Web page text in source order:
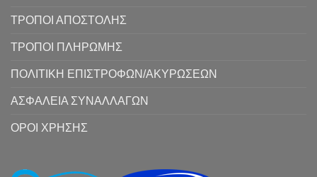
ΤΡΟΠΟΙ ΑΠΟΣΤΟΛΗΣ
ΤΡΟΠΟΙ ΠΛΗΡΩΜΗΣ
ΠΟΛΙΤΙΚΗ ΕΠΙΣΤΡΟΦΩΝ/ΑΚΥΡΩΣΕΩΝ
ΑΣΦΑΛΕΙΑ ΣΥΝΑΛΛΑΓΩΝ
ΟΡΟΙ ΧΡΗΣΗΣ